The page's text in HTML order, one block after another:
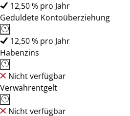
12,50 % pro Jahr
Geduldete Kontoüberziehung
12,50 % pro Jahr
Habenzins
Nicht verfügbar
Verwahrentgelt
Nicht verfügbar